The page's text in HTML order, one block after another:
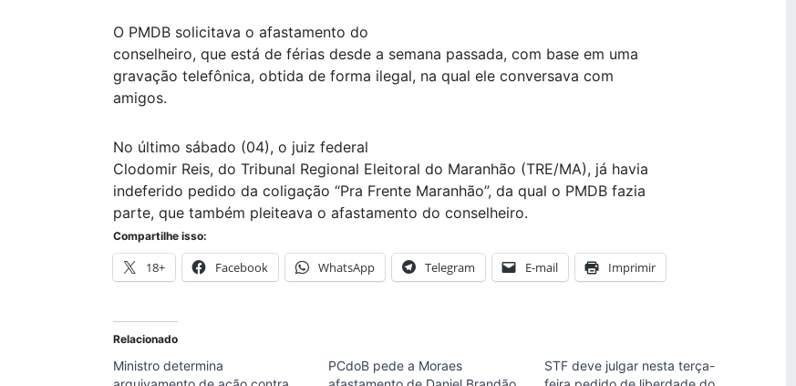
O PMDB solicitava o afastamento do
conselheiro, que está de férias desde a semana passada, com base em uma
gravação telefônica, obtida de forma ilegal, na qual ele conversava com
amigos.
No último sábado (04), o juiz federal
Clodomir Reis, do Tribunal Regional Eleitoral do Maranhão (TRE/MA), já havia
indeferido pedido da coligação “Pra Frente Maranhão”, da qual o PMDB fazia
parte, que também pleiteava o afastamento do conselheiro.
Compartilhe isso:
18+ Facebook WhatsApp Telegram E-mail Imprimir
Relacionado
Ministro determina
PCdoB pede a Moraes
STF deve julgar nesta terça-